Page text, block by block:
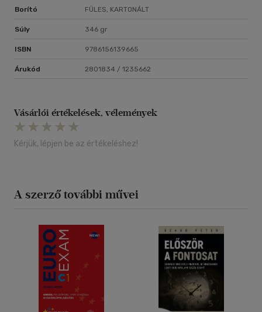
Borító FÜLES, KARTONÁLT
Súly 346 gr
ISBN 9786156139665
Árukód 2801834 / 1235662
Vásárlói értékelések, vélemények
Kérjük, lépjen be az értékeléshez!
A szerző további művei